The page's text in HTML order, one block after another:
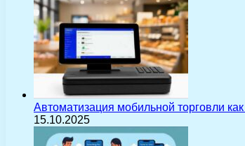
Автоматизация мобильной торговли
15.10.2025